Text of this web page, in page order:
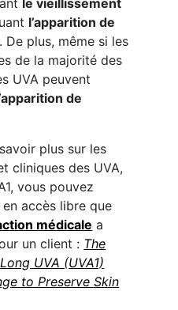
le vieillissement
l’apparition de
. De plus, même si les
de la majorité des
UVA peuvent
de
plus sur les
cliniques des UVA,
vous pouvez
accès libre que
médicale a
un client : The
UVA (UVA1)
to Preserve Skin